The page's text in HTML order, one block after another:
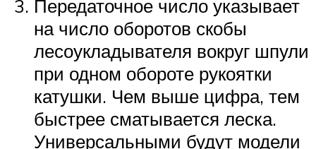
Передаточное число указывает
на число оборотов скобы
лесоукладывателя вокруг шпули
при одном обороте рукоятки
катушки. Чем выше цифра, тем
быстрее сматывается леска.
Универсальными будут модели